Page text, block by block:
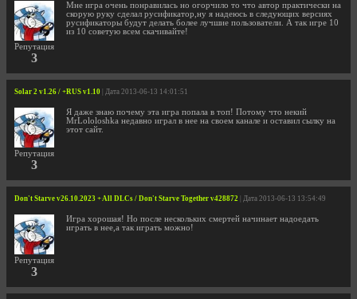
Репутация
3
Мне игра очень понравилась но огорчило то что автор практически на
скорую руку сделал русификатор,ну я надеюсь в следующих версиях
русификаторы будут делать более лучшие пользователи. А так игре 10
из 10 советую всем скачивайте!
Solar 2 v1.26 / +RUS v1.10 | Дата 2013-06-13 14:01:51
Репутация
3
Я даже знаю почему эта игра попала в топ! Потому что некий
MrLololoshka недавно играл в нее на своем канале и оставил сылку на
этот сайт.
Don't Starve v26.10.2023 + All DLCs / Don't Starve Together v428872 | Дата 2013-06-13 13:54:49
Репутация
3
Игра хорошая! Но после нескольких смертей начинает надоедать
играть в нее,а так играть можно!